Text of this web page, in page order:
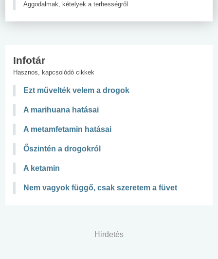
Aggodalmak, kételyek a terhességről
Infotár
Hasznos, kapcsolódó cikkek
Ezt művelték velem a drogok
A marihuana hatásai
A metamfetamin hatásai
Őszintén a drogokról
A ketamin
Nem vagyok függő, csak szeretem a füvet
Hirdetés